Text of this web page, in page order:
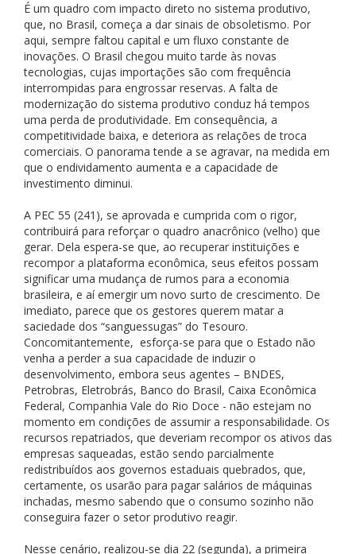
É um quadro com impacto direto no sistema produtivo,
que, no Brasil, começa a dar sinais de obsoletismo. Por
aqui, sempre faltou capital e um fluxo constante de
inovações. O Brasil chegou muito tarde às novas
tecnologias, cujas importações são com frequência
interrompidas para engrossar reservas. A falta de
modernização do sistema produtivo conduz há tempos
uma perda de produtividade. Em consequência, a
competitividade baixa, e deteriora as relações de troca
comerciais. O panorama tende a se agravar, na medida em
que o endividamento aumenta e a capacidade de
investimento diminui.
A PEC 55 (241), se aprovada e cumprida com o rigor,
contribuirá para reforçar o quadro anacrônico (velho) que
gerar. Dela espera-se que, ao recuperar instituições e
recompor a plataforma econômica, seus efeitos possam
significar uma mudança de rumos para a economia
brasileira, e aí emergir um novo surto de crescimento. De
imediato, parece que os gestores querem matar a
saciedade dos “sanguessugas” do Tesouro.
Concomitantemente, esforça-se para que o Estado não
venha a perder a sua capacidade de induzir o
desenvolvimento, embora seus agentes – BNDES,
Petrobras, Eletrobrás, Banco do Brasil, Caixa Econômica
Federal, Companhia Vale do Rio Doce - não estejam no
momento em condições de assumir a responsabilidade. Os
recursos repatriados, que deveriam recompor os ativos das
empresas saqueadas, estão sendo parcialmente
redistribuídos aos governos estaduais quebrados, que,
certamente, os usarão para pagar salários de máquinas
inchadas, mesmo sabendo que o consumo sozinho não
conseguira fazer o setor produtivo reagir.
Nesse cenário, realizou-se dia 22 (segunda), a primeira